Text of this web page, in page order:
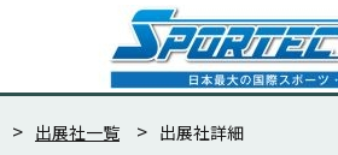
出展社一覧 出展社詳細